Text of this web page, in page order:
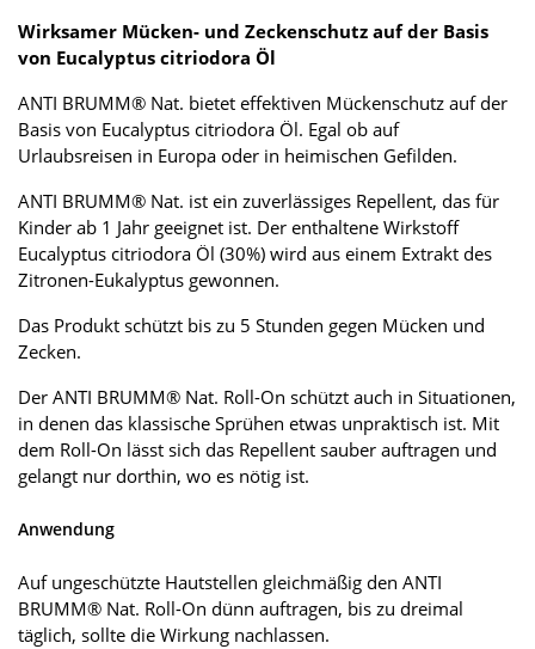
Wirksamer Mücken- und Zeckenschutz auf der Basis
von Eucalyptus citriodora Öl
ANTI BRUMM® Nat. bietet effektiven Mückenschutz auf der
Basis von Eucalyptus citriodora Öl. Egal ob auf
Urlaubsreisen in Europa oder in heimischen Gefilden.
ANTI BRUMM® Nat. ist ein zuverlässiges Repellent, das für
Kinder ab 1 Jahr geeignet ist. Der enthaltene Wirkstoff
Eucalyptus citriodora Öl (30%) wird aus einem Extrakt des
Zitronen-Eukalyptus gewonnen.
Das Produkt schützt bis zu 5 Stunden gegen Mücken und
Zecken.
Der ANTI BRUMM® Nat. Roll-On schützt auch in Situationen,
in denen das klassische Sprühen etwas unpraktisch ist. Mit
dem Roll-On lässt sich das Repellent sauber auftragen und
gelangt nur dorthin, wo es nötig ist.
Anwendung
Auf ungeschützte Hautstellen gleichmäßig den ANTI
BRUMM® Nat. Roll-On dünn auftragen, bis zu dreimal
täglich, sollte die Wirkung nachlassen.